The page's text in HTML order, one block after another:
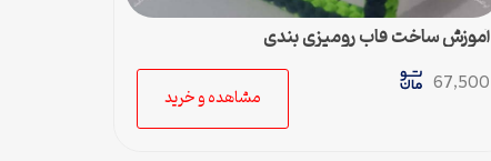
آموزش ساخت قاب رومیزی بندی
67,500
مشاهده و خرید